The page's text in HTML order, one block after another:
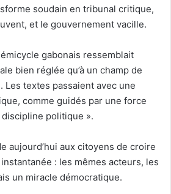
soudain en tribunal critique,
et le gouvernement vacille.
gabonais ressemblait
bien réglée qu’à un champ de
Les textes passaient avec une
comme guidés par une force
politique ».
aujourd’hui aux citoyens de croire
: les mêmes acteurs, les
un miracle démocratique.